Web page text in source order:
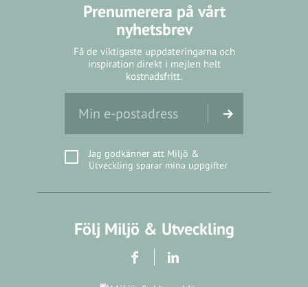
Prenumerera på vårt
nyhetsbrev
Få de viktigaste uppdateringarna och
inspiration direkt i mejlen helt
kostnadsfritt.
Jag godkänner att Miljö &
Utveckling sparar mina uppgifter
Följ Miljö & Utveckling